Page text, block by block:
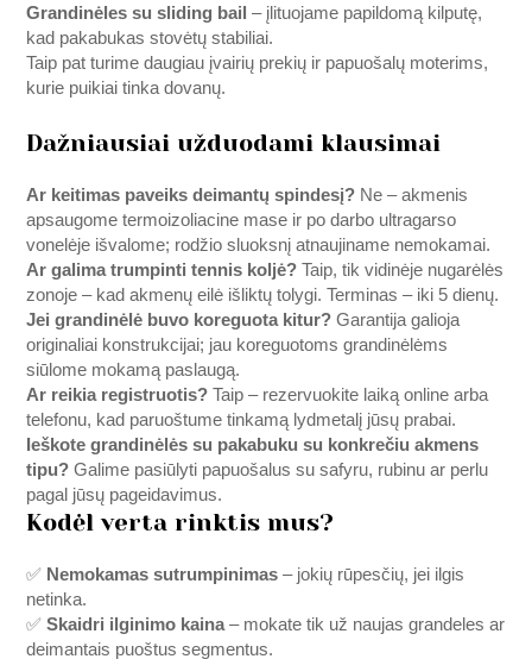
Grandinėles su sliding bail – įlituojame papildomą kilputę,
kad pakabukas stovėtų stabiliai.
Taip pat turime daugiau įvairių prekių ir papuošalų moterims,
kurie puikiai tinka dovanų.
Dažniausiai užduodami klausimai
Ar keitimas paveiks deimantų spindesį? Ne – akmenis
apsaugome termoizoliacine mase ir po darbo ultragarso
vonelėje išvalome; rodžio sluoksnį atnaujiname nemokamai.
Ar galima trumpinti tennis koljė? Taip, tik vidinėje nugarėlės
zonoje – kad akmenų eilė išliktų tolygi. Terminas – iki 5 dienų.
Jei grandinėlė buvo koreguota kitur? Garantija galioja
originaliai konstrukcijai; jau koreguotoms grandinėlėms
siūlome mokamą paslaugą.
Ar reikia registruotis? Taip – rezervuokite laiką online arba
telefonu, kad paruoštume tinkamą lydmetalį jūsų prabai.
Ieškote grandinėlės su pakabuku su konkrečiu akmens
tipu? Galime pasiūlyti papuošalus su safyru, rubinu ar perlu
pagal jūsų pageidavimus.
Kodėl verta rinktis mus?
✅ Nemokamas sutrumpinimas – jokių rūpesčių, jei ilgis
netinka.
✅Skaidri ilginimo kaina– mokate tik už naujas grandeles ar
deimantais puoštus segmentus.